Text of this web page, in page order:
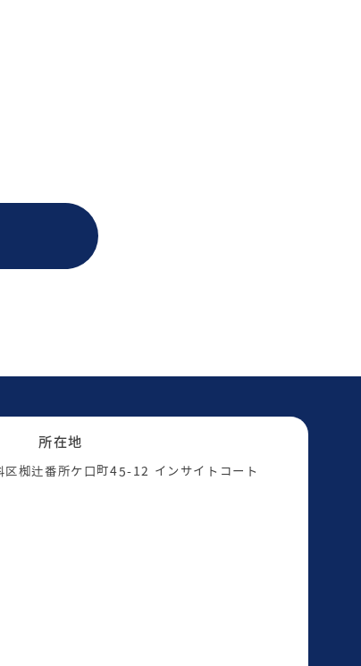
所在地
椥辻番所ケ口町45-12 インサイトコート